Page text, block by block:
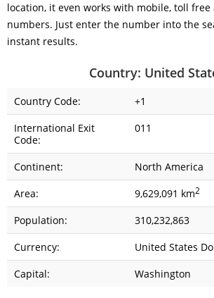
location, it even works with mobile, toll
numbers. Just enter the number into the
instant results.
Country: United
Country Code:
+1
International Exit
Code:
011
Continent:
North America
Area:
9,629,091 km2
Population:
310,232,863
Currency:
United States
Capital:
Washington